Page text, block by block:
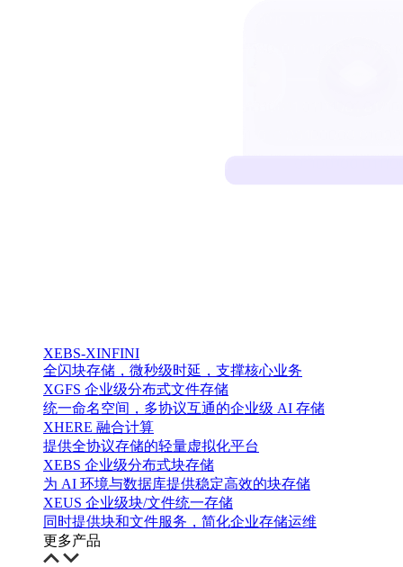
XEBS-XINFINI
全闪块存储，微秒级时延，支撑核心业务
XGFS 企业级分布式文件存储
统一命名空间，多协议互通的企业级 AI 存储
XHERE 融合计算
提供全协议存储的轻量虚拟化平台
XEBS 企业级分布式块存储
为 AI 环境与数据库提供稳定高效的块存储
XEUS 企业级块/文件统一存储
同时提供块和文件服务，简化企业存储运维
更多产品